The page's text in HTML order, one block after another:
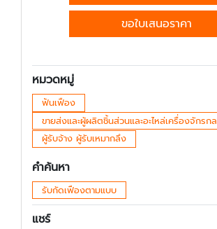
ขอใบเสนอราคา
หมวดหมู่
ฟันเฟือง
ขายส่งและผู้ผลิตชิ้นส่วนและอะไหล่เครื่องจักรกล
ผู้รับจ้าง ผู้รับเหมากลึง
คำค้นหา
รับกัดเฟืองตามแบบ
แชร์